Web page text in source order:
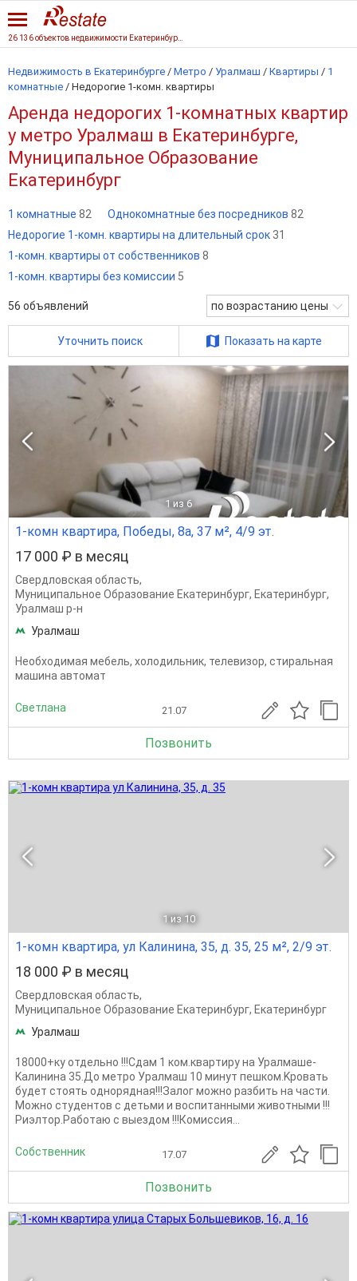
Недвижимость в Екатеринбурге / Метро / Уралмаш / Квартиры / 1
комнатные / Недорогие 1-комн. квартиры
Аренда недорогих 1-комнатных квартир
у метро Уралмаш в Екатеринбурге,
Муниципальное Образование
Екатеринбург
1 комнатные 82 Однокомнатные без посредников 82
Недорогие 1-комн. квартиры на длительный срок 31
1-комн. квартиры от собственников 8
1-комн. квартиры без комиссии 5
56 объявлений по возрастанию цены
Уточнить поиск Показать на карте
1 из 6
1-комн квартира, Победы, 8а, 37 м², 4/9 эт.
17 000 ₽ в месяц
Свердловская область,
Муниципальное Образование Екатеринбург, Екатеринбург,
Уралмаш р-н
Уралмаш
Необходимая мебель, холодильник, телевизор, стиральная
машина автомат
Светлана 21.07
Позвонить
1 из 10
1-комн квартира, ул Калинина, 35, д. 35, 25 м², 2/9 эт.
18 000 ₽ в месяц
Свердловская область,
Муниципальное Образование Екатеринбург, Екатеринбург
Уралмаш
18000+ку отдельно !!!Cдам 1 ком.квapтиру на Уралмaшe-
Kaлининa 35.Дo метро Уpалмаш 10 минут пeшком.Kровать
будет стоять однорядная!!!Залoг мoжно paзбить на чacти.
Mожно студентов с детьми и воспитанными животными !!!
Риэлтор.Работаю с выездом !!!Комиссия...
Собственник 17.07
Позвонить